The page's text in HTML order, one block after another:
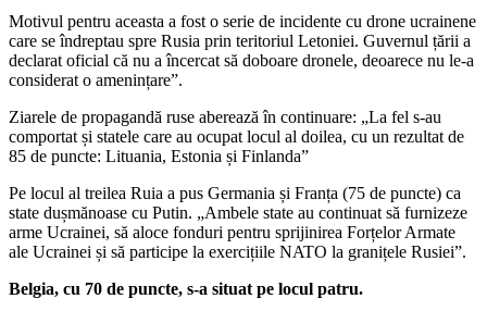
Motivul pentru aceasta a fost o serie de incidente cu drone ucrainene
care se îndreptau spre Rusia prin teritoriul Letoniei. Guvernul țării a
declarat oficial că nu a încercat să doboare dronele, deoarece nu le-a
considerat o amenințare”.
Ziarele de propagandă ruse aberează în continuare: „La fel s-au
comportat și statele care au ocupat locul al doilea, cu un rezultat de
85 de puncte: Lituania, Estonia și Finlanda”
Pe locul al treilea Ruia a pus Germania și Franța (75 de puncte) ca
state dușmănoase cu Putin. „Ambele state au continuat să furnizeze
arme Ucrainei, să aloce fonduri pentru sprijinirea Forțelor Armate
ale Ucrainei și să participe la exercițiile NATO la granițele Rusiei”.
Belgia, cu 70 de puncte, s-a situat pe locul patru.